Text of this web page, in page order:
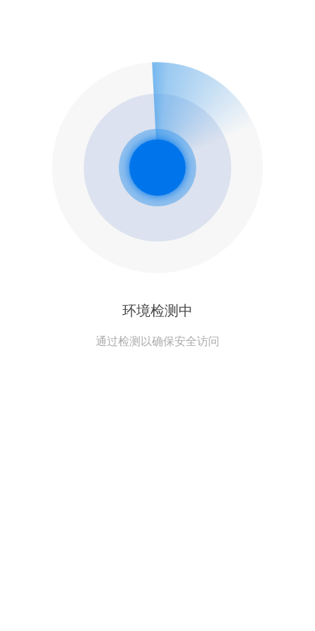
环境检测中
通过检测以确保安全访问